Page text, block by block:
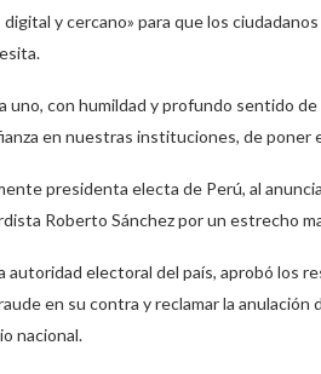
y cercano» para que los
con humildad y profundo sentido
en nuestras instituciones, de poner
presidenta electa de Perú, al
Roberto Sánchez por un estrecho
autoridad electoral del país, aprobó los
en su contra y reclamar la
nacional.